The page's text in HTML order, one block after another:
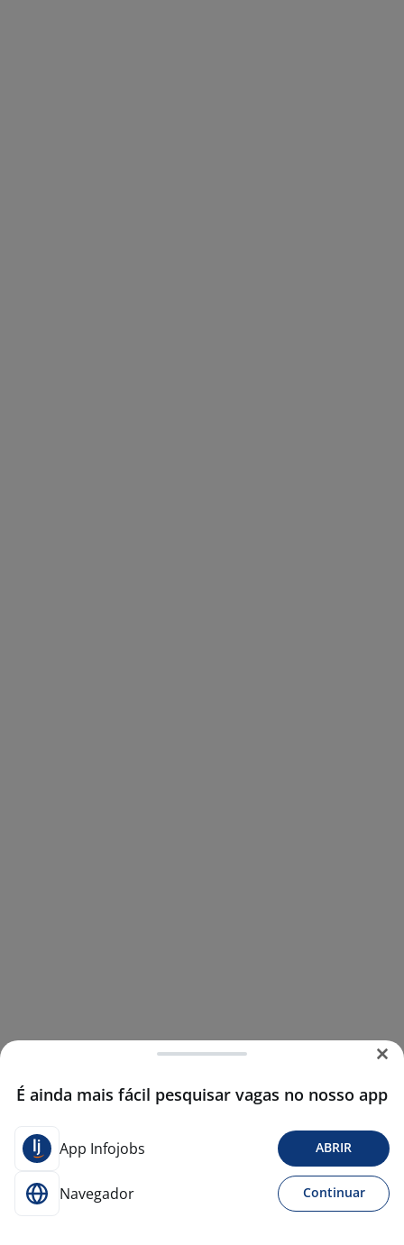
É ainda mais fácil pesquisar vagas no nosso app
App Infojobs ABRIR
Navegador Continuar